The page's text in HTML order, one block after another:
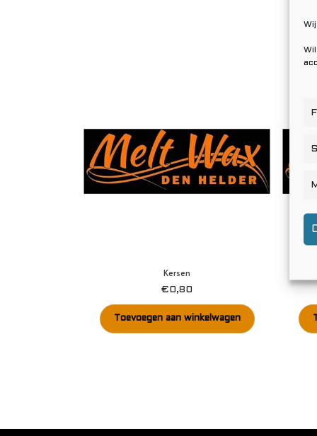
Kersen
€0,80
Toevoegen aan winkelwagen